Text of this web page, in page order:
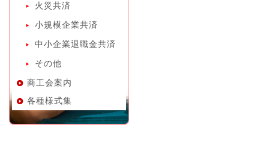
火災共済
小規模企業共済
中小企業退職金共済
その他
商工会案内
各種様式集